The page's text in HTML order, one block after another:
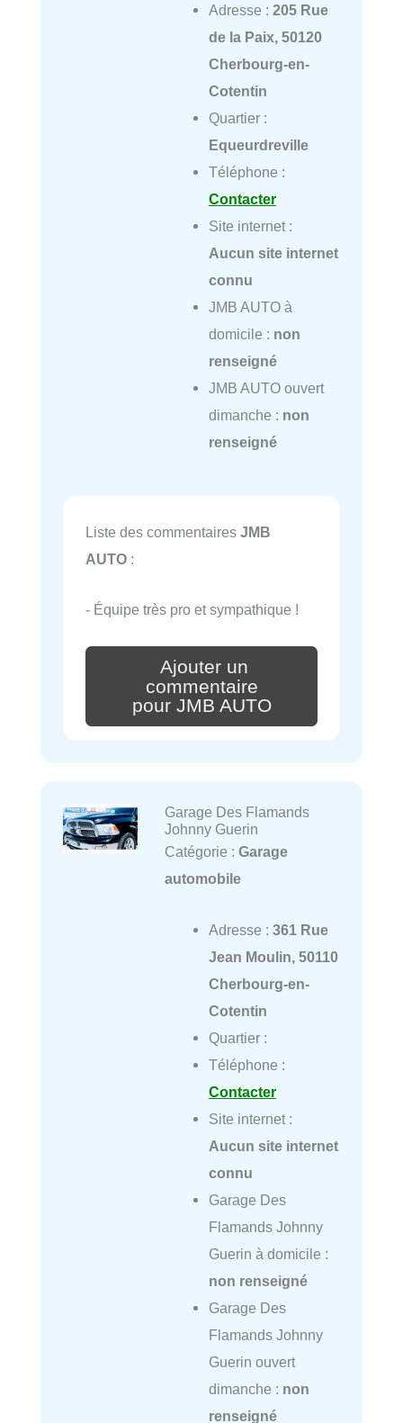
Adresse : 205 Rue
de la Paix, 50120
Cherbourg-en-
Cotentin
Quartier :
Equeurdreville
Téléphone :
Contacter
Site internet :
Aucun site internet
connu
JMB AUTO à
domicile : non
renseigné
JMB AUTO ouvert
dimanche : non
renseigné
Liste des commentaires JMB
AUTO :
- Équipe très pro et sympathique !
Ajouter un
commentaire
pour JMB AUTO
Garage Des Flamands
Johnny Guerin
Catégorie : Garage
automobile
Adresse : 361 Rue
Jean Moulin, 50110
Cherbourg-en-
Cotentin
Quartier :
Téléphone :
Contacter
Site internet :
Aucun site internet
connu
Garage Des
Flamands Johnny
Guerin à domicile :
non renseigné
Garage Des
Flamands Johnny
Guerin ouvert
dimanche : non
renseigné